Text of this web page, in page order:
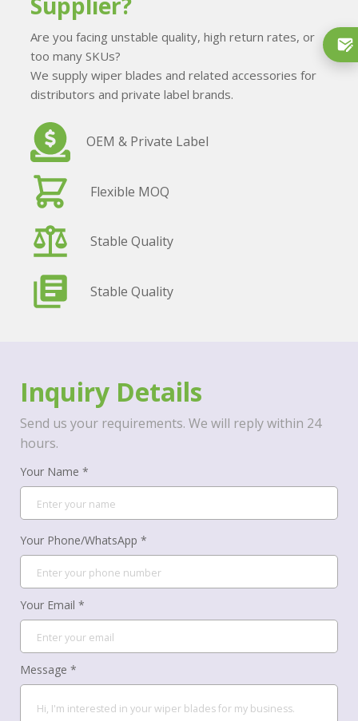
Are you facing unstable quality, high return rates, or
too many SKUs?
We supply wiper blades and related accessories for
distributors and private label brands.
OEM & Private Label
Flexible MOQ
Stable Quality
Stable Quality
Inquiry Details
Send us your requirements. We will reply within 24
hours.
Your Name *
Your Phone/WhatsApp *
Your Email *
Message *